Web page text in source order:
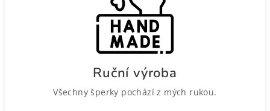
Ruční výroba
Všechny šperky pochází z mých rukou.